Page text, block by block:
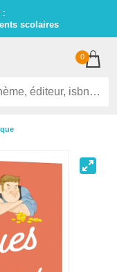
:
scolaires
0